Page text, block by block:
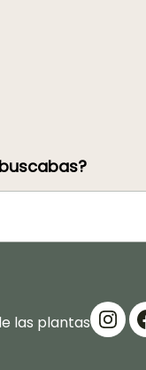
las plantas